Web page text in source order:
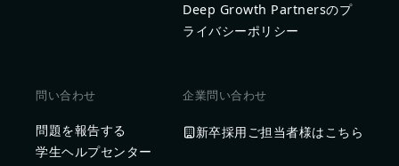
Deep Growth Partnersのプ
ライバシーポリシー
問い合わせ
問題を報告する
学生ヘルプセンター
企業問い合わせ
新卒採用ご担当者様はこちら